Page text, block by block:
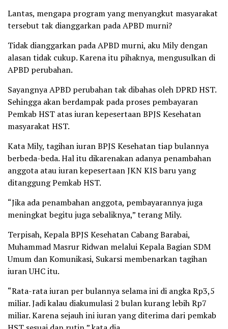
Lantas, mengapa program yang menyangkut masyarakat
tersebut tak dianggarkan pada APBD murni?
Tidak dianggarkan pada APBD murni, aku Mily dengan
alasan tidak cukup. Karena itu pihaknya, mengusulkan di
APBD perubahan.
Sayangnya APBD perubahan tak dibahas oleh DPRD HST.
Sehingga akan berdampak pada proses pembayaran
Pemkab HST atas iuran kepesertaan BPJS Kesehatan
masyarakat HST.
Kata Mily, tagihan iuran BPJS Kesehatan tiap bulannya
berbeda-beda. Hal itu dikarenakan adanya penambahan
anggota atau iuran kepesertaan JKN KIS baru yang
ditanggung Pemkab HST.
“Jika ada penambahan anggota, pembayarannya juga
meningkat begitu juga sebaliknya,” terang Mily.
Terpisah, Kepala BPJS Kesehatan Cabang Barabai,
Muhammad Masrur Ridwan melalui Kepala Bagian SDM
Umum dan Komunikasi, Sukarsi membenarkan tagihan
iuran UHC itu.
“Rata-rata iuran per bulannya selama ini di angka Rp3,5
miliar. Jadi kalau diakumulasi 2 bulan kurang lebih Rp7
miliar. Karena sejauh ini iuran yang diterima dari pemkab